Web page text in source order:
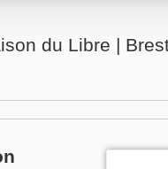
du Libre |